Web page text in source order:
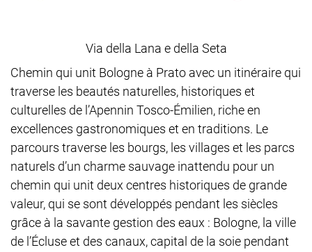
Via della Lana e della Seta
Chemin qui unit Bologne à Prato avec un itinéraire qui
traverse les beautés naturelles, historiques et
culturelles de l’Apennin Tosco-Émilien, riche en
excellences gastronomiques et en traditions. Le
parcours traverse les bourgs, les villages et les parcs
naturels d’un charme sauvage inattendu pour un
chemin qui unit deux centres historiques de grande
valeur, qui se sont développés pendant les siècles
grâce à la savante gestion des eaux : Bologne, la ville
de l’Écluse et des canaux, capital de la soie pendant